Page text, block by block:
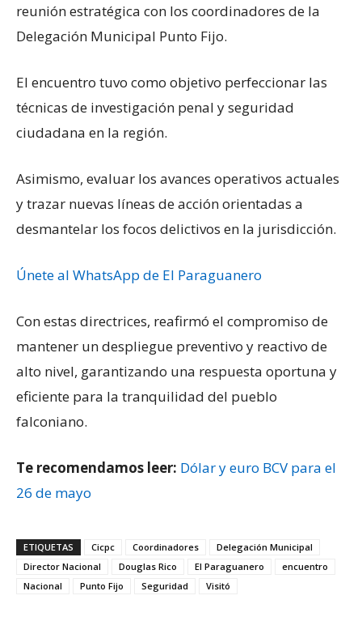
reunión estratégica con los coordinadores de la
Delegación Municipal Punto Fijo.
El encuentro tuvo como objetivo perfeccionar las
técnicas de investigación penal y seguridad
ciudadana en la región.
Asimismo, evaluar los avances operativos actuales
y trazar nuevas líneas de acción orientadas a
desmantelar los focos delictivos en la jurisdicción.
Únete al WhatsApp de El Paraguanero
Con estas directrices, reafirmó el compromiso de
mantener un despliegue preventivo y reactivo de
alto nivel, garantizando una respuesta oportuna y
eficiente para la tranquilidad del pueblo
falconiano.
Te recomendamos leer: Dólar y euro BCV para el
26 de mayo
ETIQUETAS Cicpc Coordinadores
Delegación Municipal
Director Nacional
Douglas Rico El Paraguanero
encuentro
Nacional
Punto Fijo Seguridad Visitó